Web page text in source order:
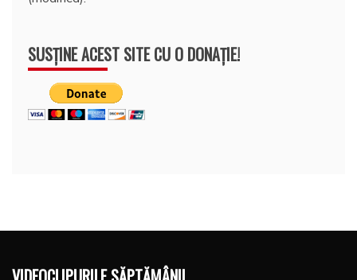
SUSȚINE ACEST SITE CU O DONAȚIE!